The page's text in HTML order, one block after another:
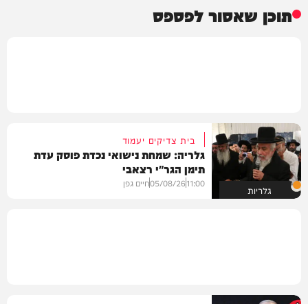
תוכן שאסור לפספס
גלריות
בית צדיקים יעמוד
גלריה: שמחת נישואי נכדת פוסק עדת
תימן הגר"י רצאבי
11:00
05/08/26חיים גפן